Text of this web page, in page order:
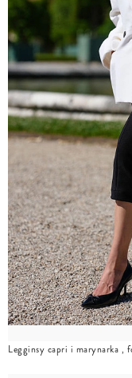
Legginsy capri i marynarka